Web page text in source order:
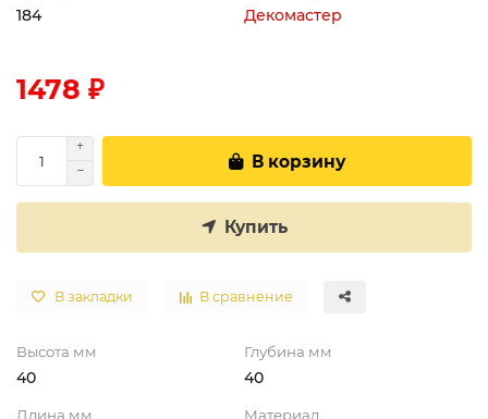
184 Декомастер
1478 ₽
В корзину
Купить
В закладки В сравнение
Высота мм
40
Глубина мм
40
Длина мм Материал